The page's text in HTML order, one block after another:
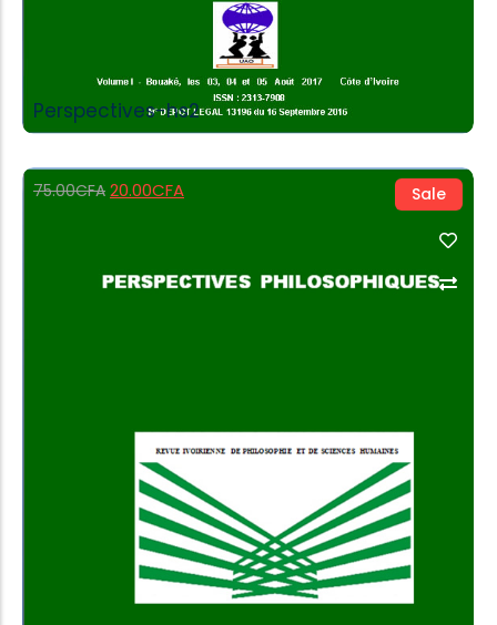
Perspectives-hs2
Sale
75.00CFA 20.00CFA
Add to Cart